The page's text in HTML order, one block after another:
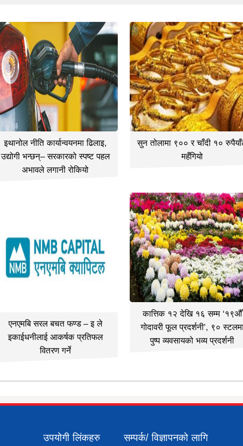
इथानोल नीति कार्यान्वयनमा ढिलाइ,
उद्योगी भन्छन्– सरकारको स्पष्ट पहल
अभावले लगानी रोकियो
सुन तोलामा ९०० र चाँदी १०
महँगियो
एनएमबि सरल बचत फण्ड – इ ले
इकाईधनीलाई आकर्षक प्रतिफल
वितरण गर्ने
कात्तिक १२ देखि १६ सम्म ‘१९औँ
गोदावरी फूल प्रदर्शनी’, ९०
पुष्प व्यवसायको भव्य प्रदर्शनी
उपयोगी लिंकहरु सम्पर्क/ विज्ञापनको लागि